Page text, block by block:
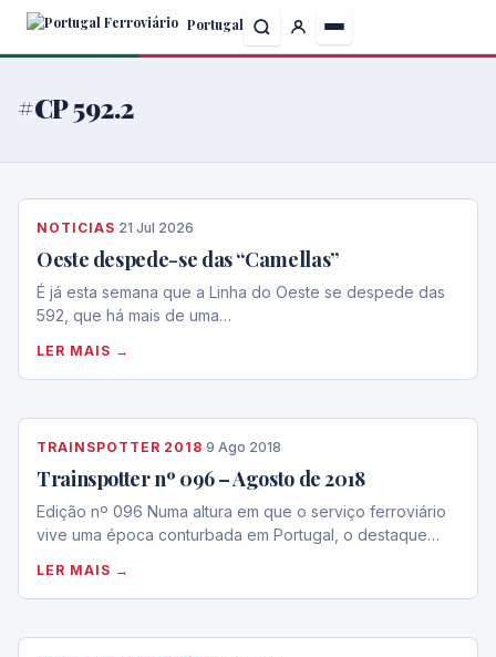
Skip
content
Portugal
#CP 592.2
NOTICIAS·21 Jul 2026
Oeste despede-se das “Camellas”
É já esta semana que a Linha do Oeste se despede das
592, que há mais de uma…
LER MAIS →
TRAINSPOTTER 2018·9 Ago 2018
Trainspotter nº 096 – Agosto de 2018
Edição nº 096 Numa altura em que o serviço ferroviário
vive uma época conturbada em Portugal, o destaque…
LER MAIS →